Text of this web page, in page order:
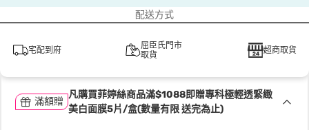
配送方式
宅配到府
屈臣氏門市
取貨
超商取貨
滿額贈
凡購買菲婷絲商品滿$1088即贈專科極輕透緊緻
美白面膜5片/盒(數量有限 送完為止)